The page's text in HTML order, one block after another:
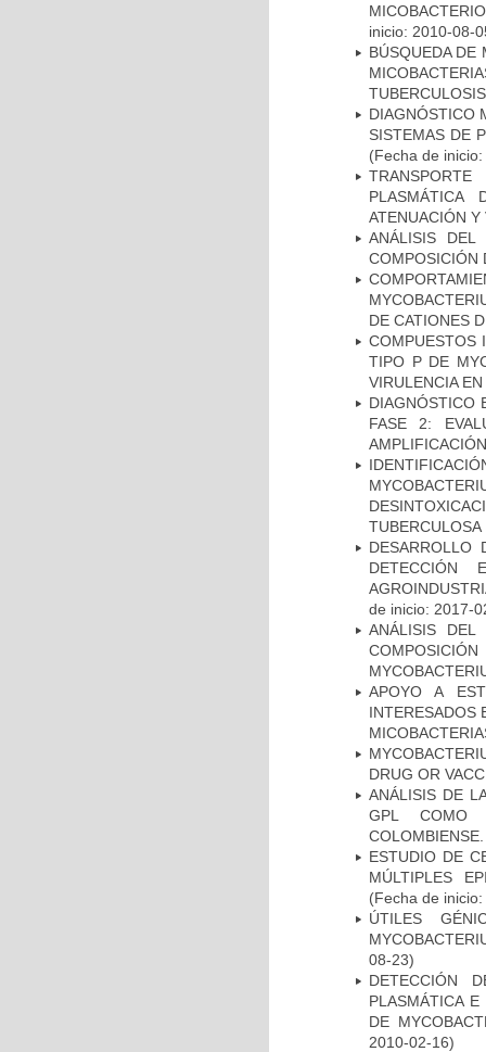
inicio: 2010-08-
BÚSQUEDA DE
DIAGNÓSTICO
SISTEMAS DE
(Fecha de
PLASMÁTICA
ATENUACIÓN Y
ANÁLISIS DEL
COMPOSICIÓN
DE CATIONES
COMPUESTOS
TIPO P DE
VIRULENCIA
DIAGNÓSTICO
FASE 2:
TUBERCULOSA
DESARROLLO
DETECCIÓN
de inicio: 2017-
ANÁLISIS DEL
APOYO A
INTERESADOS
DRUG OR
ANÁLISIS DE
GPL COMO
COLOMBIENSE.
ESTUDIO DE
MÚLTIPLES
(Fecha de
ÚTILES
08-23)
DETECCIÓN
PLASMÁTICA
DE
2010-02-16)